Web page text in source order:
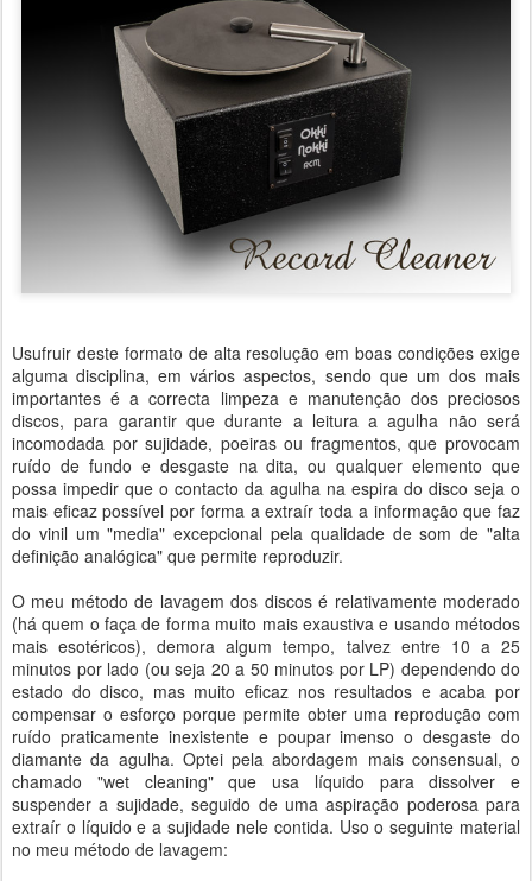
Usufruir deste formato de alta resolução em boas condições exige
alguma disciplina, em vários aspectos, sendo que um dos mais
importantes é a correcta limpeza e manutenção dos preciosos
discos, para garantir que durante a leitura a agulha não será
incomodada por sujidade, poeiras ou fragmentos, que provocam
ruído de fundo e desgaste na dita, ou qualquer elemento que
possa impedir que o contacto da agulha na espira do disco seja o
mais eficaz possível por forma a extraír toda a informação que faz
do vinil um "media" excepcional pela qualidade de som de "alta
definição analógica" que permite reproduzir.
O meu método de lavagem dos discos é relativamente moderado
(há quem o faça de forma muito mais exaustiva e usando métodos
mais esotéricos), demora algum tempo, talvez entre 10 a 25
minutos por lado (ou seja 20 a 50 minutos por LP) dependendo do
estado do disco, mas muito eficaz nos resultados e acaba por
compensar o esforço porque permite obter uma reprodução com
ruído praticamente inexistente e poupar imenso o desgaste do
diamante da agulha. Optei pela abordagem mais consensual, o
chamado "wet cleaning" que usa líquido para dissolver e
suspender a sujidade, seguido de uma aspiração poderosa para
extraír o líquido e a sujidade nele contida. Uso o seguinte material
no meu método de lavagem: